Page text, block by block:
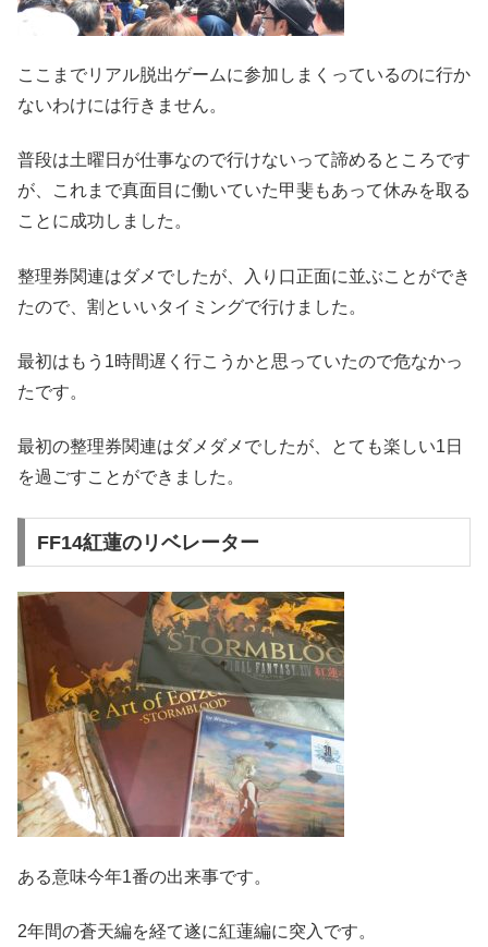
ここまでリアル脱出ゲームに参加しまくっているのに行か
ないわけには行きません。
普段は土曜日が仕事なので行けないって諦めるところです
が、これまで真面目に働いていた甲斐もあって休みを取る
ことに成功しました。
整理券関連はダメでしたが、入り口正面に並ぶことができ
たので、割といいタイミングで行けました。
最初はもう1時間遅く行こうかと思っていたので危なかっ
たです。
最初の整理券関連はダメダメでしたが、とても楽しい1日
を過ごすことができました。
FF14紅蓮のリベレーター
ある意味今年1番の出来事です。
2年間の蒼天編を経て遂に紅蓮編に突入です。